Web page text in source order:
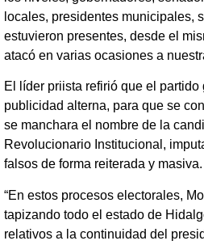
locales, presidentes municipales,
estuvieron presentes, desde el
atacó en varias ocasiones a
El líder priista refirió que el partido
publicidad alterna, para que se
se manchara el nombre de la
Revolucionario Institucional,
falsos de forma reiterada y masiva.
“En estos procesos electorales,
tapizando todo el estado de
relativos a la continuidad del